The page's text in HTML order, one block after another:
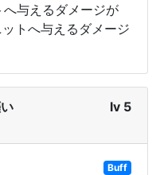
へ与えるダメージが
トへ与えるダメージ
lv 5
Buff